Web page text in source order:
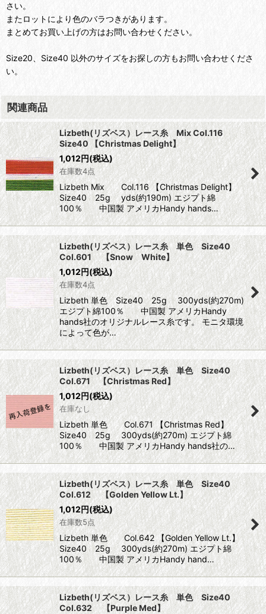
さい。
またロットにより色のバラつきがあります。
まとめてお買い上げの方はお問い合わせください。
Size20、Size40 以外のサイズをお探しの方もお問い合わせくださ
い。
関連商品
Lizbeth(リズベス）レース糸 Mix Col.116
Size40 【Christmas Delight】
1,012円(税込)
在庫数4点
Lizbeth Mix Col.116 【Christmas Delight】
Size40 25g yds(約190m) エジプト綿
100％ 中国製 アメリカHandy hands…
Lizbeth(リズベス）レース糸 単色 Size40
Col.601 【Snow White】
1,012円(税込)
在庫数4点
Lizbeth 単色 Size40 25g 300yds(約270m)
エジプト綿100％ 中国製 アメリカHandy
hands社のオリジナルレース糸です。 モニタ環境
によって色が…
Lizbeth(リズベス）レース糸 単色 Size40
Col.671 【Christmas Red】
1,012円(税込)
在庫なし
Lizbeth 単色 Col.671 【Christmas Red】
Size40 25g 300yds(約270m) エジプト綿
100％ 中国製 アメリカHandy hands社の…
Lizbeth(リズベス）レース糸 単色 Size40
Col.612 【Golden Yellow Lt.】
1,012円(税込)
在庫数5点
Lizbeth 単色 Col.642 【Golden Yellow Lt.】
Size40 25g 300yds(約270m) エジプト綿
100％ 中国製 アメリカHandy hand…
Lizbeth(リズベス）レース糸 単色 Size40
Col.632 【Purple Med】